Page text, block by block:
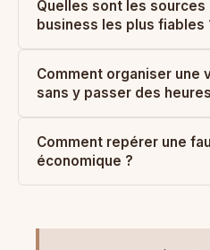
Quelles sont les sources
business les plus fiables
Comment organiser une
sans y passer des
Comment repérer une
économique ?